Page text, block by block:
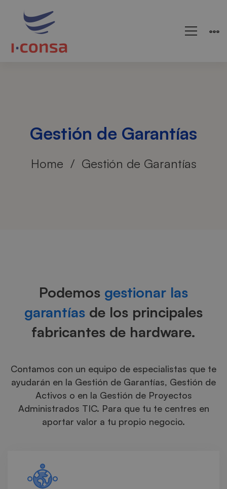
Gestión de Garantías
Home Gestión de Garantías
Garantías
Podemos gestionar las
garantías de los principales
fabricantes de hardware.
Contamos con un equipo de especialistas que te
ayudarán en la Gestión de Garantías, Gestión de
Activos o en la Gestión de Proyectos
Administrados TIC. Para que tu te centres en
aportar valor a tu propio negocio.